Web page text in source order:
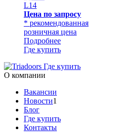
L14
Цена по запросу
* рекомендованная
розничная цена
Подробнее
Где купить
Где купить
О компании
Вакансии
Новости1
Блог
Где купить
Контакты